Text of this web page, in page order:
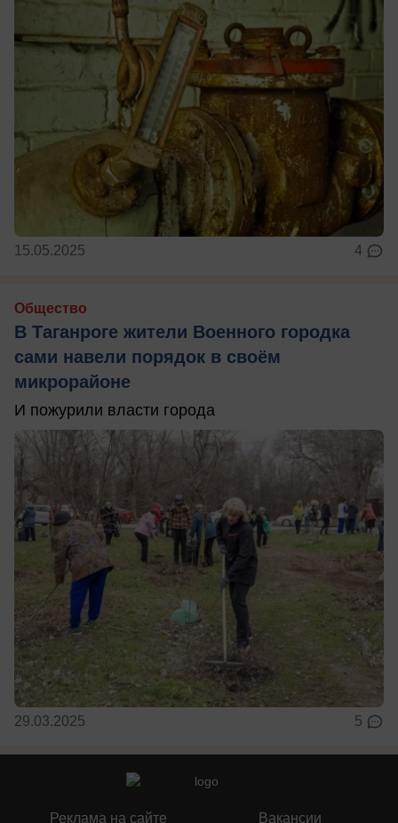
15.05.2025 4
Общество
В Таганроге жители Военного городка
сами навели порядок в своём
микрорайоне
И пожурили власти города
29.03.2025 5
Реклама на сайте Вакансии